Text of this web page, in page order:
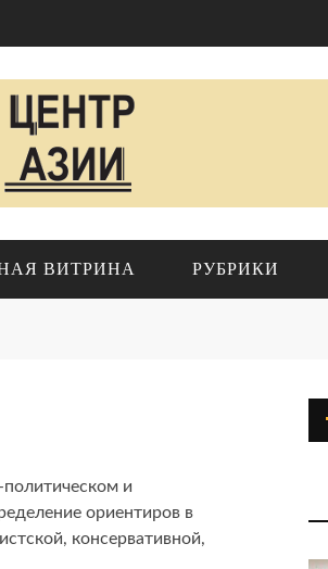
ВИТРИНА РУБРИКИ
Обзоры
Книги
и
ориентиров в
консервативной,